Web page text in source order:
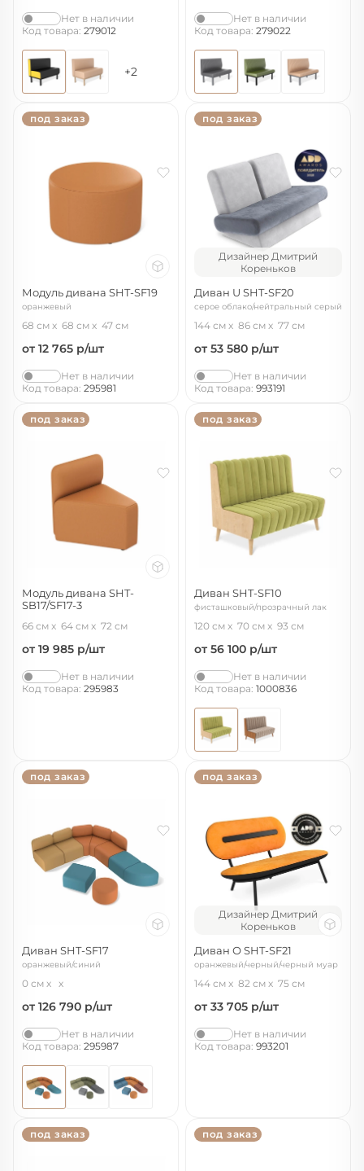
Нет в наличии
Код товара: 279012
+2
Нет в наличии
Код товара: 279022
под заказ
Модуль дивана SHT-SF19
оранжевый
68 см 68 см 47 см
от 12 765 р/шт
Нет в наличии
Код товара: 295981
под заказ
Дизайнер Дмитрий
Кореньков
Диван U SHT-SF20
серое облако/нейтральный серый
144 см 86 см 77 см
от 53 580 р/шт
Нет в наличии
Код товара: 993191
под заказ
Модуль дивана SHT-
SB17/SF17-3
66 см 64 см 72 см
от 19 985 р/шт
Нет в наличии
Код товара: 295983
под заказ
Диван SHT-SF10
фисташковый/прозрачный лак
120 см 70 см 93 см
от 56 100 р/шт
Нет в наличии
Код товара: 1000836
под заказ
Диван SHT-SF17
оранжевый/синий
0 см
от 126 790 р/шт
Нет в наличии
Код товара: 295987
под заказ
Дизайнер Дмитрий
Кореньков
Диван О SHT-SF21
оранжевый/черный/черный муар
144 см 82 см 75 см
от 33 705 р/шт
Нет в наличии
Код товара: 993201
под заказ под заказ